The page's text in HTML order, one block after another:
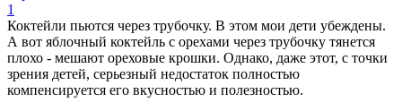
1
Коктейли пьются через трубочку. В этом мои дети убеждены.
А вот яблочный коктейль с орехами через трубочку тянется
плохо - мешают ореховые крошки. Однако, даже этот, с точки
зрения детей, серьезный недостаток полностью
компенсируется его вкусностью и полезностью.